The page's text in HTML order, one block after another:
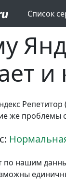
Список
и
же проблемы
нашим